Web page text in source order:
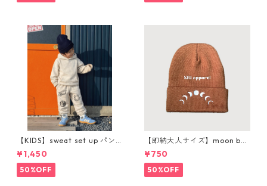
【KIDS】sweat set up パン
ツ購入ページ
¥1,450
50%OFF
【即納大人サイズ】moon bea
nie
¥750
50%OFF